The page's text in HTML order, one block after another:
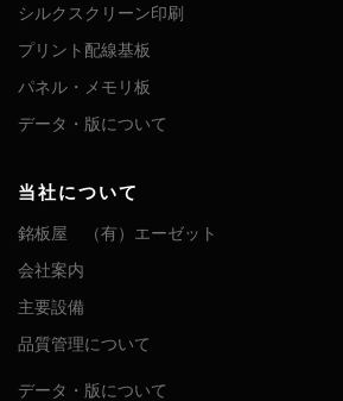
シルクスクリーン印刷
プリント配線基板
パネル・メモリ板
データ・版について
当社について
銘板屋 （有）エーゼット
会社案内
主要設備
品質管理について
データ・版について